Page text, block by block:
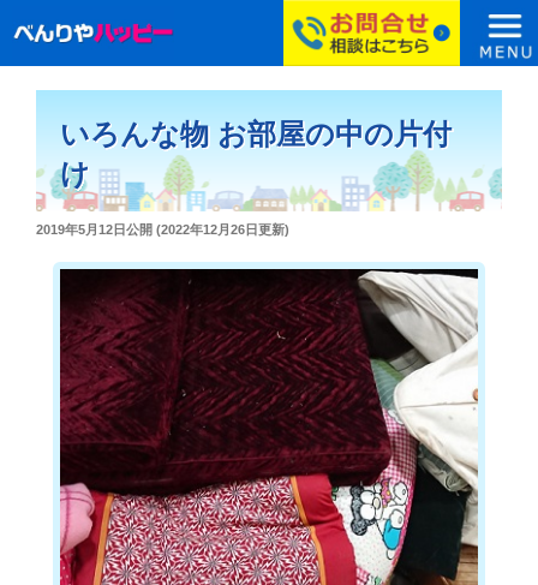
いろんな物 お部屋の中の片付
け
投
2019年5月12日公開 (2022年12月26日更新)